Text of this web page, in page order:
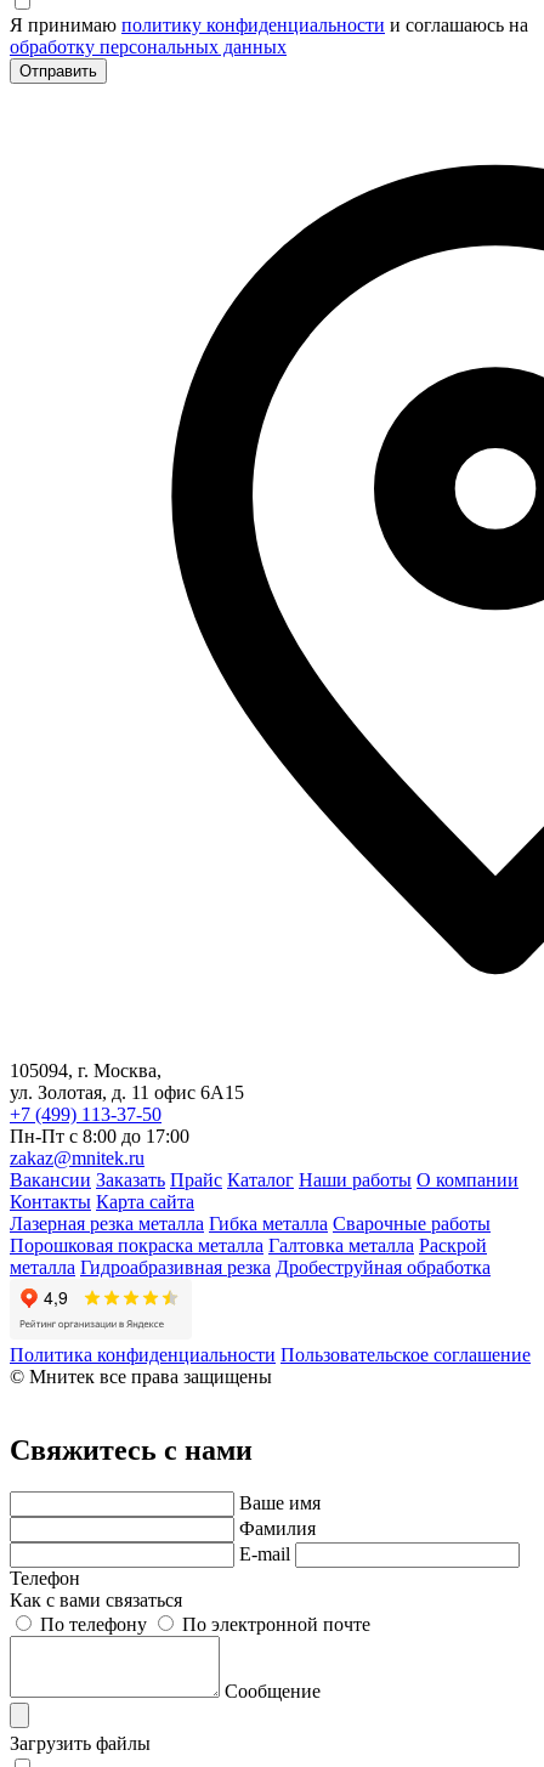
Я принимаю политику конфиденциальности и соглашаюсь на
обработку персональных данных
105094, г. Москва,
ул. Золотая, д. 11 офис 6А15
+7 (499) 113-37-50
Пн-Пт с 8:00 до 17:00
zakaz@mnitek.ru
Вакансии Заказать Прайс Каталог Наши работы О компании
Контакты Карта сайта
Лазерная резка металла Гибка металла Сварочные работы
Порошковая покраска металла Галтовка металла Раскрой
металла Гидроабразивная резка Дробеструйная обработка
Политика конфиденциальности Пользовательское соглашение
© Мнитек все права защищены
Свяжитесь с нами
Ваше имя
Фамилия
E-mail
Телефон
Как с вами связаться
По телефону
По электронной почте
Сообщение
Загрузить файлы